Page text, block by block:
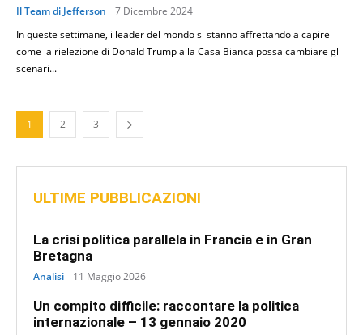
Il Team di Jefferson
7 Dicembre 2024
In queste settimane, i leader del mondo si stanno affrettando a capire
come la rielezione di Donald Trump alla Casa Bianca possa cambiare gli
scenari...
1 2 3
ULTIME PUBBLICAZIONI
La crisi politica parallela in Francia e in Gran
Bretagna
Analisi 11 Maggio 2026
Un compito difficile: raccontare la politica
internazionale – 13 gennaio 2020